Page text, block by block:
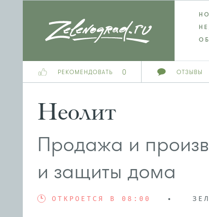
РЕКОМЕНДОВАТЬ 0 ОТЗЫВЫ
Неолит
Продажа и
и защиты дома
ОТКРОЕТСЯ В 08:00